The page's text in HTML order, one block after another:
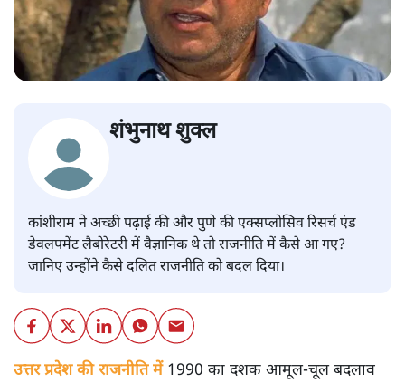
शंभुनाथ शुक्ल
कांशीराम ने अच्छी पढ़ाई की और पुणे की एक्सप्लोसिव रिसर्च एंड
डेवलपमेंट लैबोरेटरी में वैज्ञानिक थे तो राजनीति में कैसे आ गए?
जानिए उन्होंने कैसे दलित राजनीति को बदल दिया।
उत्तर प्रदेश की राजनीति में1990 का दशक आमूल-चूल बदलाव